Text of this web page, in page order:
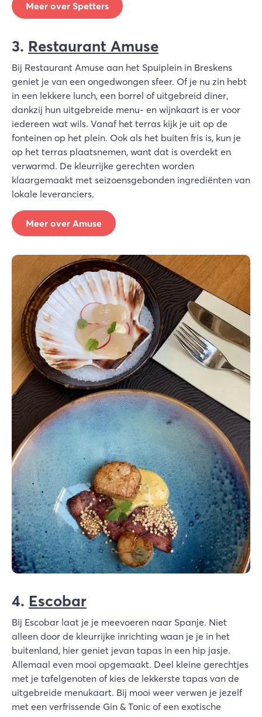
Meer over Spetters
3. Restaurant Amuse
Bij Restaurant Amuse aan het Spuiplein in Breskens
geniet je van een ongedwongen sfeer. Of je nu zin hebt
in een lekkere lunch, een borrel of uitgebreid diner,
dankzij hun uitgebreide menu- en wijnkaart is er voor
iedereen wat wils. Vanaf het terras kijk je uit op de
fonteinen op het plein. Ook als het buiten fris is, kun je
op het terras plaatsnemen, want dat is overdekt en
verwarmd. De kleurrijke gerechten worden
klaargemaakt met seizoensgebonden ingrediënten van
lokale leveranciers.
Meer over Amuse
4. Escobar
Bij Escobar laat je je meevoeren naar Spanje. Niet
alleen door de kleurrijke inrichting waan je je in het
buitenland, hier geniet jevan tapas in een hip jasje.
Allemaal even mooi opgemaakt. Deel kleine gerechtjes
met je tafelgenoten of kies de lekkerste tapas van de
uitgebreide menukaart. Bij mooi weer verwen je jezelf
met een verfrissende Gin & Tonic of een exotische